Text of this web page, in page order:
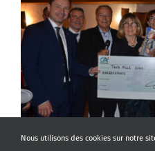
Nous utilisons des cookies sur notre